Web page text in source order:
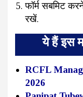
फॉर्म सबमिट
रखें.
ये हैं इस
RCFL
2026